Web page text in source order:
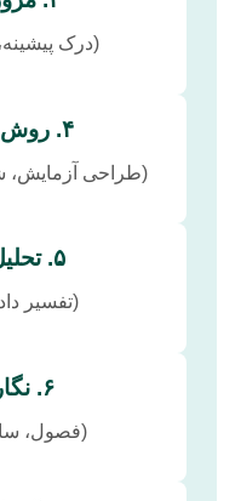
(درک
۴. روش‌شناسی محکم
(طراحی آزمایش،
۵. تحلیل نتایج و بحث
(تفسیر
۶. نگارش حرفه‌ای
(فصول،